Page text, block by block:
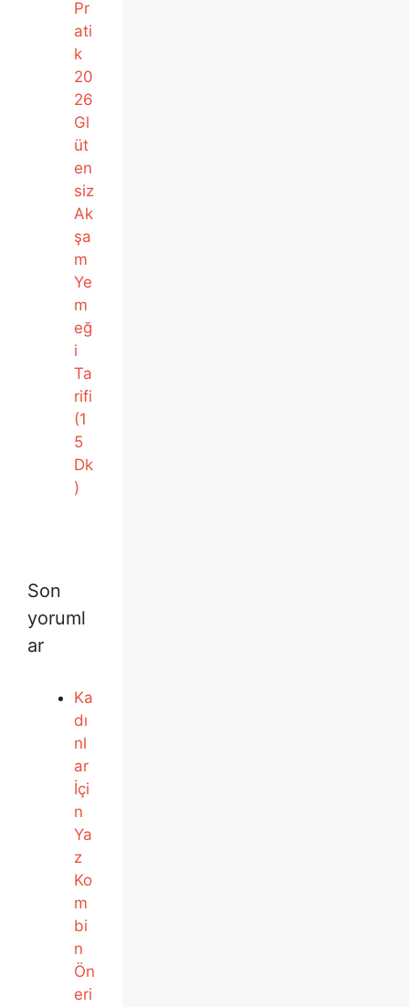
Pr
ati
k
20
26
Gl
üt
en
siz
Ak
şa
m
Ye
m
eğ
i
Ta
rifi
(1
5
Dk
)
Son
yoruml
ar
Ka
dı
nl
ar
İçi
n
Ya
z
Ko
m
bi
n
Ön
eri